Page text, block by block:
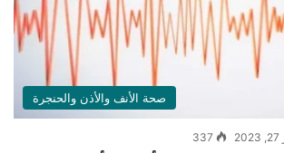
صحة الأنف والأذن والحنجرة
337